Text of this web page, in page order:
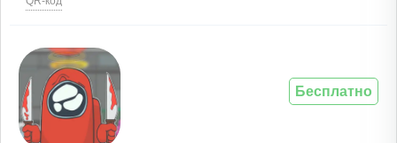
Бесплатно